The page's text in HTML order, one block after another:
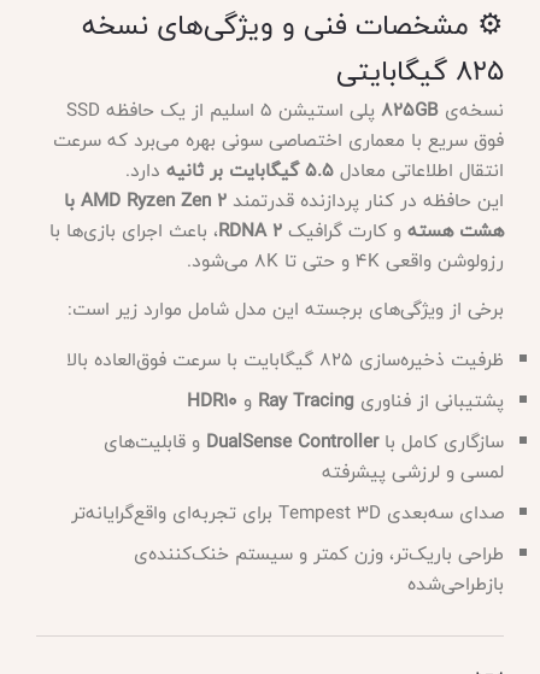
⚙️ مشخصات فنی و ویژگی‌های نسخه
825 گیگابایتی
نسخه‌ی 825GB
پلی استیشن 5 اسلیم از یک حافظه SSD
فوق سریع با معماری اختصاصی سونی بهره می‌برد که سرعت
انتقال اطلاعاتی معادل5.5 گیگابایت بر ثانیه
دارد.
این حافظه در کنار پردازنده قدرتمند
AMD Ryzen Zen 2 با
هشت هستهو کارت گرافیکRDNA 2، باعث اجرای بازی‌ها با
رزولوشن واقعی 4K و حتی تا 8K می‌شود.
برخی از ویژگی‌های برجسته این مدل شامل موارد زیر است:
ظرفیت ذخیره‌سازی 825 گیگابایت با سرعت فوق‌العاده بالا
پشتیبانی از فناوری Ray Tracing و HDR10
سازگاری کامل باDualSense Controller و قابلیت‌های
لمسی و لرزشی پیشرفته
صدای سه‌بعدی Tempest 3D برای تجربه‌ای واقع‌گرایانه‌تر
طراحی باریک‌تر، وزن کمتر و سیستم خنک‌کننده‌ی
بازطراحی‌شده